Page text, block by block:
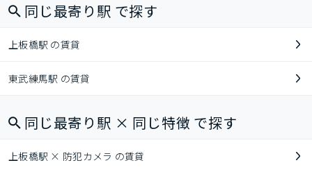
同じ最寄り駅 で探す
上板橋駅 の賃貸
東武練馬駅 の賃貸
同じ最寄り駅 × 同じ特徴 で探す
上板橋駅 × 防犯カメラ の賃貸